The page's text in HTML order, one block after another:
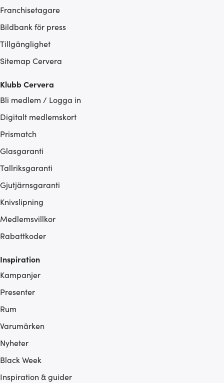
Franchisetagare
Bildbank för press
Tillgänglighet
Sitemap Cervera
Klubb Cervera
Bli medlem / Logga in
Digitalt medlemskort
Prismatch
Glasgaranti
Tallriksgaranti
Gjutjärnsgaranti
Knivslipning
Medlemsvillkor
Rabattkoder
Inspiration
Kampanjer
Presenter
Rum
Varumärken
Nyheter
Black Week
Inspiration & guider